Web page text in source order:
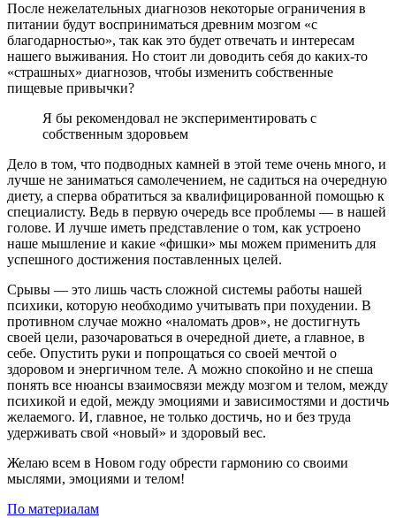
После нежелательных диагнозов некоторые ограничения в
питании будут восприниматься древним мозгом «с
благодарностью», так как это будет отвечать и интересам
нашего выживания. Но стоит ли доводить себя до каких-то
«страшных» диагнозов, чтобы изменить собственные
пищевые привычки?
Я бы рекомендовал не экспериментировать с
собственным здоровьем
Дело в том, что подводных камней в этой теме очень много, и
лучше не заниматься самолечением, не садиться на очередную
диету, а сперва обратиться за квалифицированной помощью к
специалисту. Ведь в первую очередь все проблемы — в нашей
голове. И лучше иметь представление о том, как устроено
наше мышление и какие «фишки» мы можем применить для
успешного достижения поставленных целей.
Срывы — это лишь часть сложной системы работы нашей
психики, которую необходимо учитывать при похудении. В
противном случае можно «наломать дров», не достигнуть
своей цели, разочароваться в очередной диете, а главное, в
себе. Опустить руки и попрощаться со своей мечтой о
здоровом и энергичном теле. А можно спокойно и не спеша
понять все нюансы взаимосвязи между мозгом и телом, между
психикой и едой, между эмоциями и зависимостями и достичь
желаемого. И, главное, не только достичь, но и без труда
удерживать свой «новый» и здоровый вес.
Желаю всем в Новом году обрести гармонию со своими
мыслями, эмоциями и телом!
По материалам